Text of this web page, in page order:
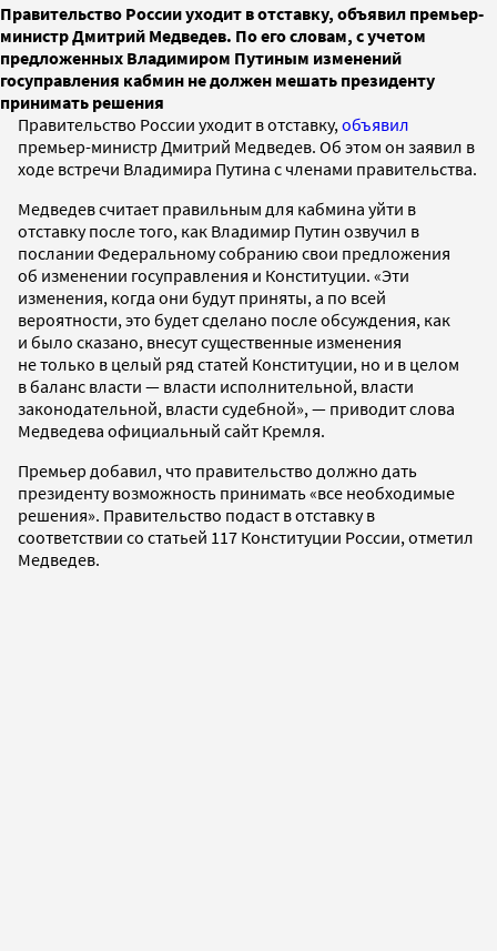
Правительство России уходит в отставку, объявил премьер-
министр Дмитрий Медведев. По его словам, с учетом
предложенных Владимиром Путиным изменений
госуправления кабмин не должен мешать президенту
принимать решения
Правительство России уходит в отставку, объявил
премьер-министр Дмитрий Медведев. Об этом он заявил в
ходе встречи Владимира Путина с членами правительства.
Медведев считает правильным для кабмина уйти в
отставку после того, как Владимир Путин озвучил в
послании Федеральному собранию свои предложения
об изменении госуправления и Конституции. «Эти
изменения, когда они будут приняты, а по всей
вероятности, это будет сделано после обсуждения, как
и было сказано, внесут существенные изменения
не только в целый ряд статей Конституции, но и в целом
в баланс власти — власти исполнительной, власти
законодательной, власти судебной», — приводит слова
Медведева официальный сайт Кремля.
Премьер добавил, что правительство должно дать
президенту возможность принимать «все необходимые
решения». Правительство подаст в отставку в
соответствии со статьей 117 Конституции России, отметил
Медведев.